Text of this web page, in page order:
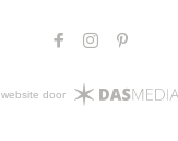
website door